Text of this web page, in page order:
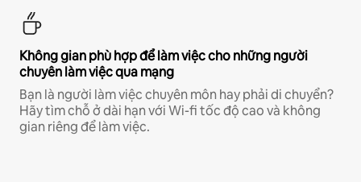
Không gian phù hợp để làm việc cho những người
chuyên làm việc qua mạng
Bạn là người làm việc chuyên môn hay phải di chuyển?
Hãy tìm chỗ ở dài hạn với Wi-fi tốc độ cao và không
gian riêng để làm việc.